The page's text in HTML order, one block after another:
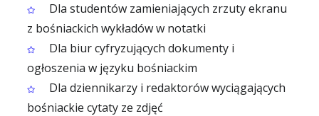
Dla studentów zamieniających zrzuty ekranu
z bośniackich wykładów w notatki
Dla biur cyfryzujących dokumenty i
ogłoszenia w języku bośniackim
Dla dziennikarzy i redaktorów wyciągających
bośniackie cytaty ze zdjęć